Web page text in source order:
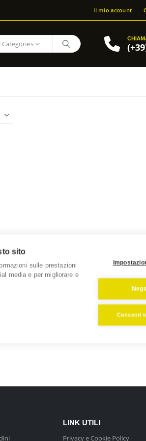
Il mio account
Categories
LINK UTILI
Privacy e Cookie Policy
sito
sulle prestazioni
media e per migliorare e
Consenti